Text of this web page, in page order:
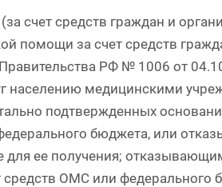
счет средств граждан и
помощи за счет средств
РФ № 1006 от
населению медицинскими
подтвержденных
бюджета, или
ее получения;
ОМС или федерального